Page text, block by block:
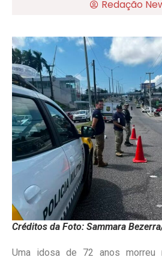
Redação
Créditos da Foto: Sammara
Uma idosa de 72 anos morreu